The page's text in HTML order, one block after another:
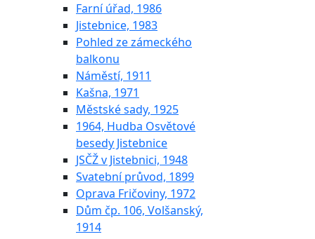
Farní úřad, 1986
Jistebnice, 1983
Pohled ze zámeckého
balkonu
Náměstí, 1911
Kašna, 1971
Městské sady, 1925
1964, Hudba Osvětové
besedy Jistebnice
JSČŽ v Jistebnici, 1948
Svatební průvod, 1899
Oprava Fričoviny, 1972
Dům čp. 106, Volšanský,
1914